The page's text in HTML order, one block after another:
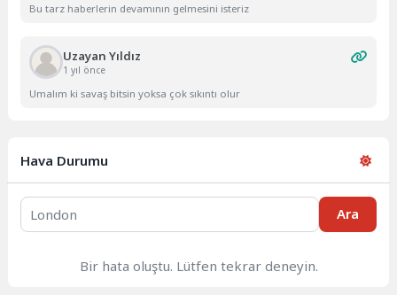
Bu tarz haberlerin devamının gelmesini isteriz
Uzayan Yıldız
1 yıl önce
Umalım ki savaş bitsin yoksa çok sıkıntı olur
Hava Durumu
Ara
Bir hata oluştu. Lütfen tekrar deneyin.